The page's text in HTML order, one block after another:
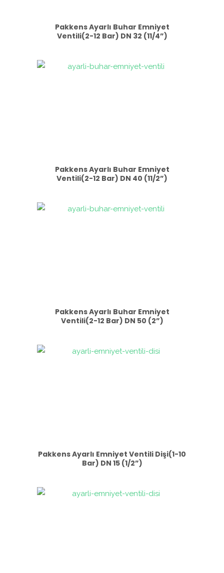
Pakkens Ayarlı Buhar Emniyet
Ventili(2-12 Bar) DN 32 (11/4”)
Pakkens Ayarlı Buhar Emniyet
Ventili(2-12 Bar) DN 40 (11/2”)
Pakkens Ayarlı Buhar Emniyet
Ventili(2-12 Bar) DN 50 (2”)
Pakkens Ayarlı Emniyet Ventili Dişi(1-10
Bar) DN 15 (1/2”)